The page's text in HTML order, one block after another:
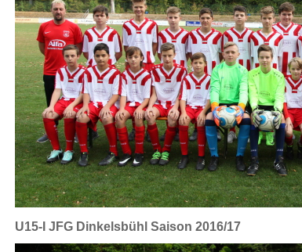
U15-I JFG Dinkelsbühl Saison 2016/17